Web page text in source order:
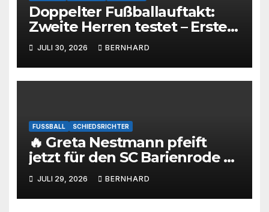
Doppelter Fußballauftakt:
Zweite Herren testet – Erste
Herren startet im Kreispokal
JULI 30, 2026 BERNHARD
FUSSBALL SCHIEDSRICHTER
🔥 Greta Nestmann pfeift
jetzt für den SC Barienrode –
unsere jüngste
Schiedsrichterin hat die
Prüfung bestanden! 💙🤍⚽
JULI 29, 2026 BERNHARD